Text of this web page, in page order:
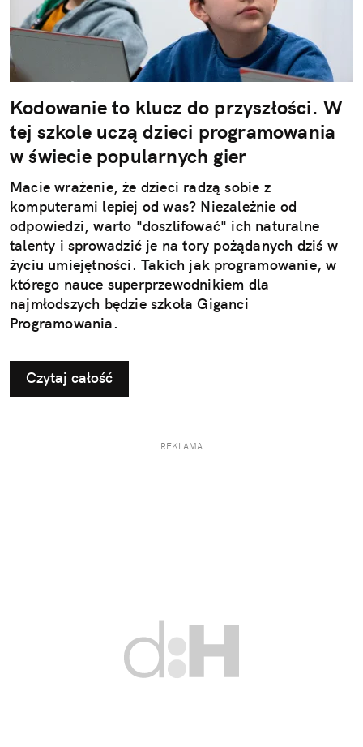
Kodowanie to klucz do przyszłości. W
tej szkole uczą dzieci programowania
w świecie popularnych gier
Macie wrażenie, że dzieci radzą sobie z
komputerami lepiej od was? Niezależnie od
odpowiedzi, warto "doszlifować" ich naturalne
talenty i sprowadzić je na tory pożądanych dziś w
życiu umiejętności. Takich jak programowanie, w
którego nauce superprzewodnikiem dla
najmłodszych będzie szkoła Giganci
Programowania.
Czytaj całość
REKLAMA